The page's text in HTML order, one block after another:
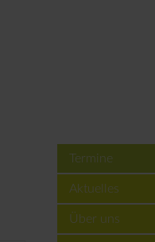
Termine
Aktuelles
Über uns